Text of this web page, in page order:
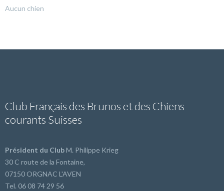
Aucun chien
Club Français des Brunos et des Chiens
courants Suisses
Président du ClubM. Philippe Krieg
30 C route de la Fontaine,
07150 ORGNAC L'AVEN
Tel. 06 08 74 29 56